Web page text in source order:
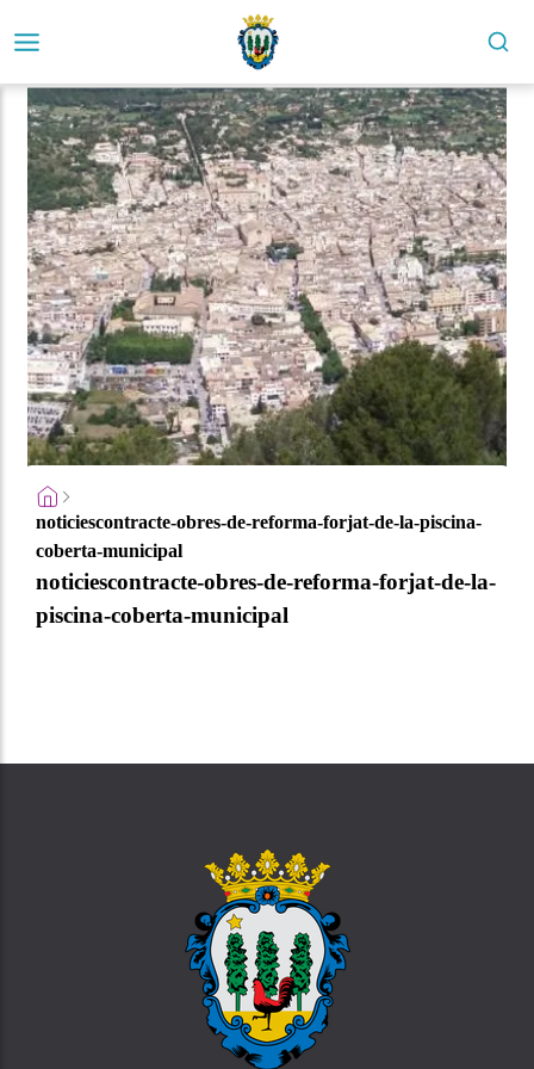
noticiescontracte-obres-de-reforma-forjat-de-la-piscina-
coberta-municipal
noticiescontracte-obres-de-reforma-forjat-de-la-
piscina-coberta-municipal